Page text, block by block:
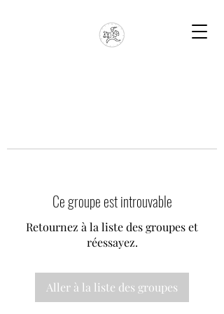
Ce groupe est introuvable
Retournez à la liste des groupes et
réessayez.
Aller à la liste des groupes